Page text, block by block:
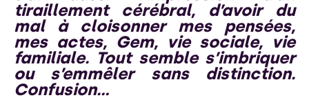
tiraillement cérébral, d’avoir du
mal à cloisonner mes pensées,
mes actes, Gem, vie sociale, vie
familiale. Tout semble s’imbriquer
ou s’emmêler sans distinction.
Confusion…